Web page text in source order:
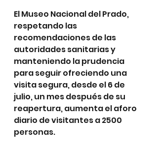
El Museo Nacional del Prado,
respetando las
recomendaciones de las
autoridades sanitarias y
manteniendo la prudencia
para seguir ofreciendo una
visita segura, desde el 6 de
julio, un mes después de su
reapertura, aumenta el aforo
diario de visitantes a 2500
personas.